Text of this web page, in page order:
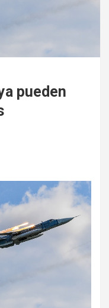
pueden